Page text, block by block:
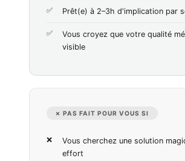
Prêt(e) à 2–3h d'implication par
Vous croyez que votre qualité
visible
✗ PAS FAIT POUR VOUS SI
Vous cherchez une solution
effort